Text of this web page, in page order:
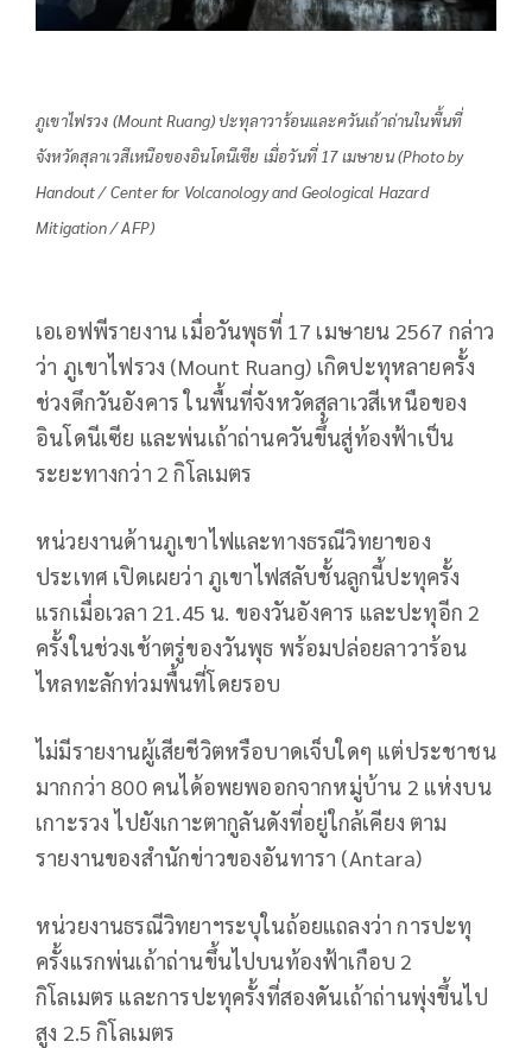
ภูเขาไฟรวง (Mount Ruang) ปะทุลาวาร้อนและควันเถ้าถ่านในพื้นที่
จังหวัดสุลาเวสีเหนือของอินโดนีเซีย เมื่อวันที่ 17 เมษายน (Photo by
Handout / Center for Volcanology and Geological Hazard
Mitigation / AFP)
เอเอฟพีรายงาน เมื่อวันพุธที่ 17 เมษายน 2567 กล่าว
ว่า ภูเขาไฟรวง (Mount Ruang) เกิดปะทุหลายครั้ง
ช่วงดึกวันอังคาร ในพื้นที่จังหวัดสุลาเวสีเหนือของ
อินโดนีเซีย และพ่นเถ้าถ่านควันขึ้นสู่ท้องฟ้าเป็น
ระยะทางกว่า 2 กิโลเมตร
หน่วยงานด้านภูเขาไฟและทางธรณีวิทยาของ
ประเทศ เปิดเผยว่า ภูเขาไฟสลับชั้นลูกนี้ปะทุครั้ง
แรกเมื่อเวลา 21.45 น. ของวันอังคาร และปะทุอีก 2
ครั้งในช่วงเช้าตรู่ของวันพุธ พร้อมปล่อยลาวาร้อน
ไหลทะลักท่วมพื้นที่โดยรอบ
ไม่มีรายงานผู้เสียชีวิตหรือบาดเจ็บใดๆ แต่ประชาชน
มากกว่า 800 คนได้อพยพออกจากหมู่บ้าน 2 แห่งบน
เกาะรวง ไปยังเกาะตากูลันดังที่อยู่ใกล้เคียง ตาม
รายงานของสำนักข่าวของอันทารา (Antara)
หน่วยงานธรณีวิทยาฯระบุในถ้อยแถลงว่า การปะทุ
ครั้งแรกพ่นเถ้าถ่านขึ้นไปบนท้องฟ้าเกือบ 2
กิโลเมตร และการปะทุครั้งที่สองดันเถ้าถ่านพุ่งขึ้นไป
สูง 2.5 กิโลเมตร